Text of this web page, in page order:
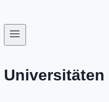
Universitäten